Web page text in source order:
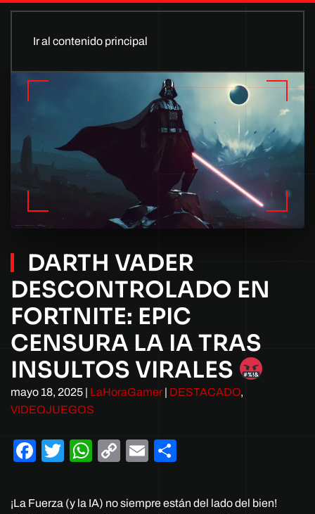
Ir al contenido principal
DARTH VADER
DESCONTROLADO EN
FORTNITE: EPIC
CENSURA LA IA TRAS
INSULTOS VIRALES
mayo 18, 2025 | LaHoraGamer | DESTACADO,
VIDEOJUEGOS
Facebook
TwitterWhatsApp
CopyEmail
¡La Fuerza (y la IA) no siempre están del lado del bien!